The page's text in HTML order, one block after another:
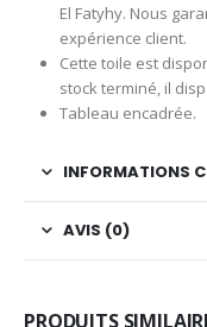
El Fatyhy. Nous
expérience client.
Cette toile est
stock terminé, il
Tableau encadrée.
INFORMATIONS
AVIS (0)
PRODUITS